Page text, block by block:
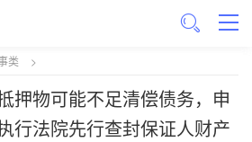
类 >
押物可能不足清偿债务，申
行法院先行查封保证人财产